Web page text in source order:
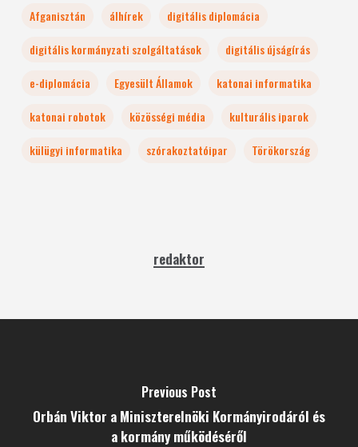
Afganisztán álhírek
digitális diplomácia
digitális kormányzati szolgáltatások
digitális újságírás
e-diplomácia
Egyesült Államok
katonai informatika
katonai robotok
közösségi média
kulturális iparok
külügyi informatika
szórakoztatóipar Törökország
redaktor
Previous Post
Orbán Viktor a Miniszterelnöki Kormányirodáról és
a kormány működéséről